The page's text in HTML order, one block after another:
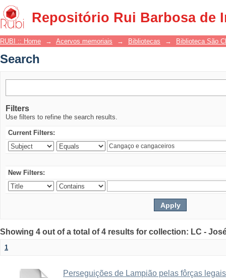
Repositório Rui Barbosa de
Search
RUBI :: Home → Acervos memoriais → Bibliotecas → Biblioteca São
Search
Filters
Use filters to refine the search results.
Current Filters:
New Filters:
Showing 4 out of a total of 4 results for collection: LC -
1
Perseguições de Lampião pelas fôrças legais